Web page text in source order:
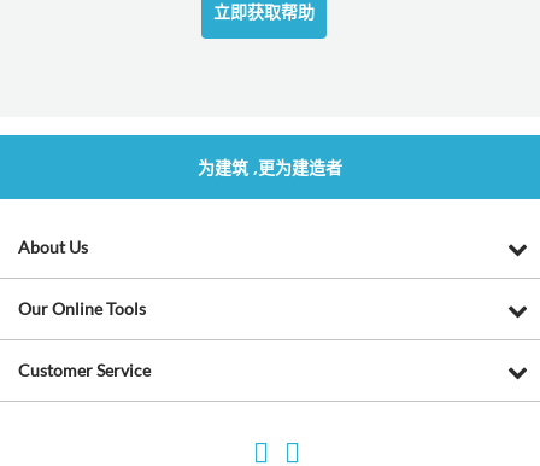
立即获取帮助
为建筑 ,更为建造者
About Us
Our Online Tools
Customer Service